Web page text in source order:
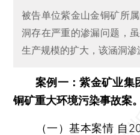
被告单位紫金山金铜矿所
洞存在严重的渗漏问题，
生产规模的扩大，该涵洞
案例一：紫金矿业集
铜矿重大环境污染事故案。
（一）基本案情 自